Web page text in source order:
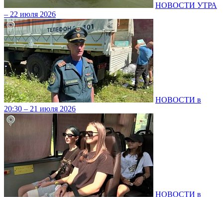
НОВОСТИ УТРА
– 22 июля 2026
НОВОСТИ в
20:30 – 21 июля 2026
НОВОСТИ в